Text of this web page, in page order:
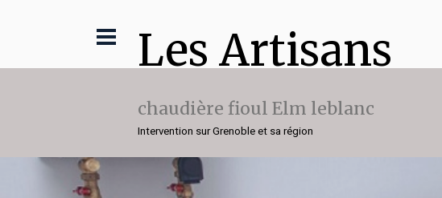
Les Artisans
chaudière fioul Elm leblanc
Intervention sur Grenoble et sa région